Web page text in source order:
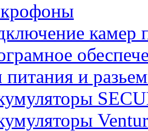
камер
питания и